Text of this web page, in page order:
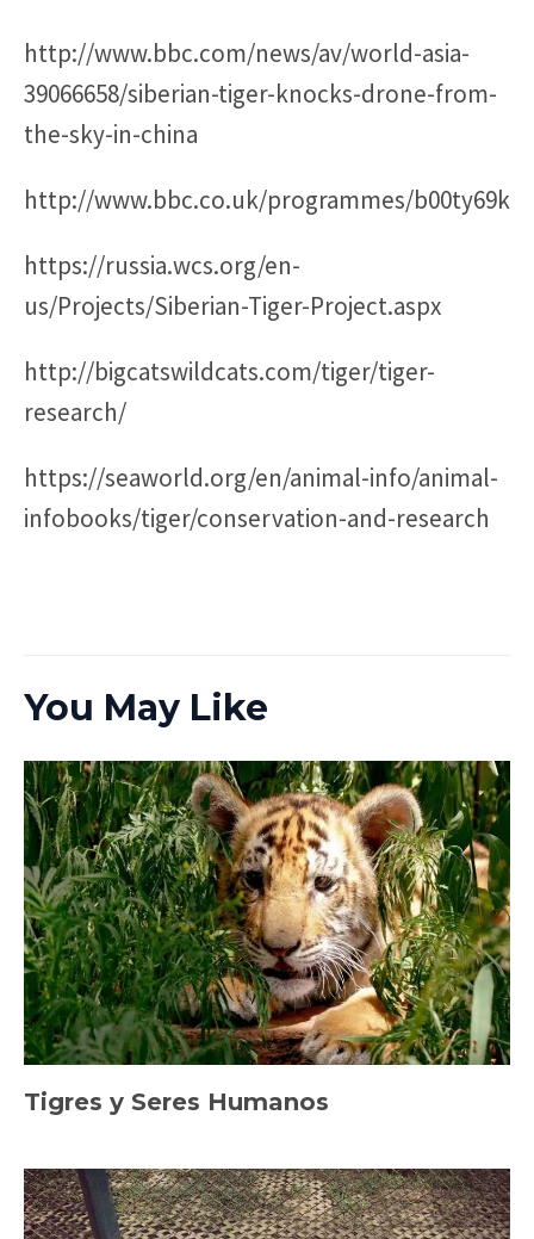
http://www.bbc.com/news/av/world-asia-
39066658/siberian-tiger-knocks-drone-from-
the-sky-in-china
http://www.bbc.co.uk/programmes/b00ty69k
https://russia.wcs.org/en-
us/Projects/Siberian-Tiger-Project.aspx
http://bigcatswildcats.com/tiger/tiger-
research/
https://seaworld.org/en/animal-info/animal-
infobooks/tiger/conservation-and-research
You May Like
Tigres y Seres Humanos